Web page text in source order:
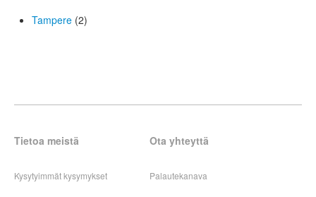
Tampere (2)
Tietoa meistä
Kysytyimmät kysymykset
Ota yhteyttä
Palautekanava